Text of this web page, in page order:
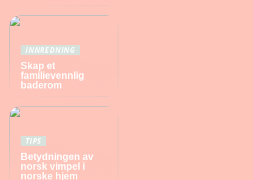
INNREDNING
Skap et
familievennlig
baderom
TIPS
Betydningen av
norsk vimpel i
norske hjem